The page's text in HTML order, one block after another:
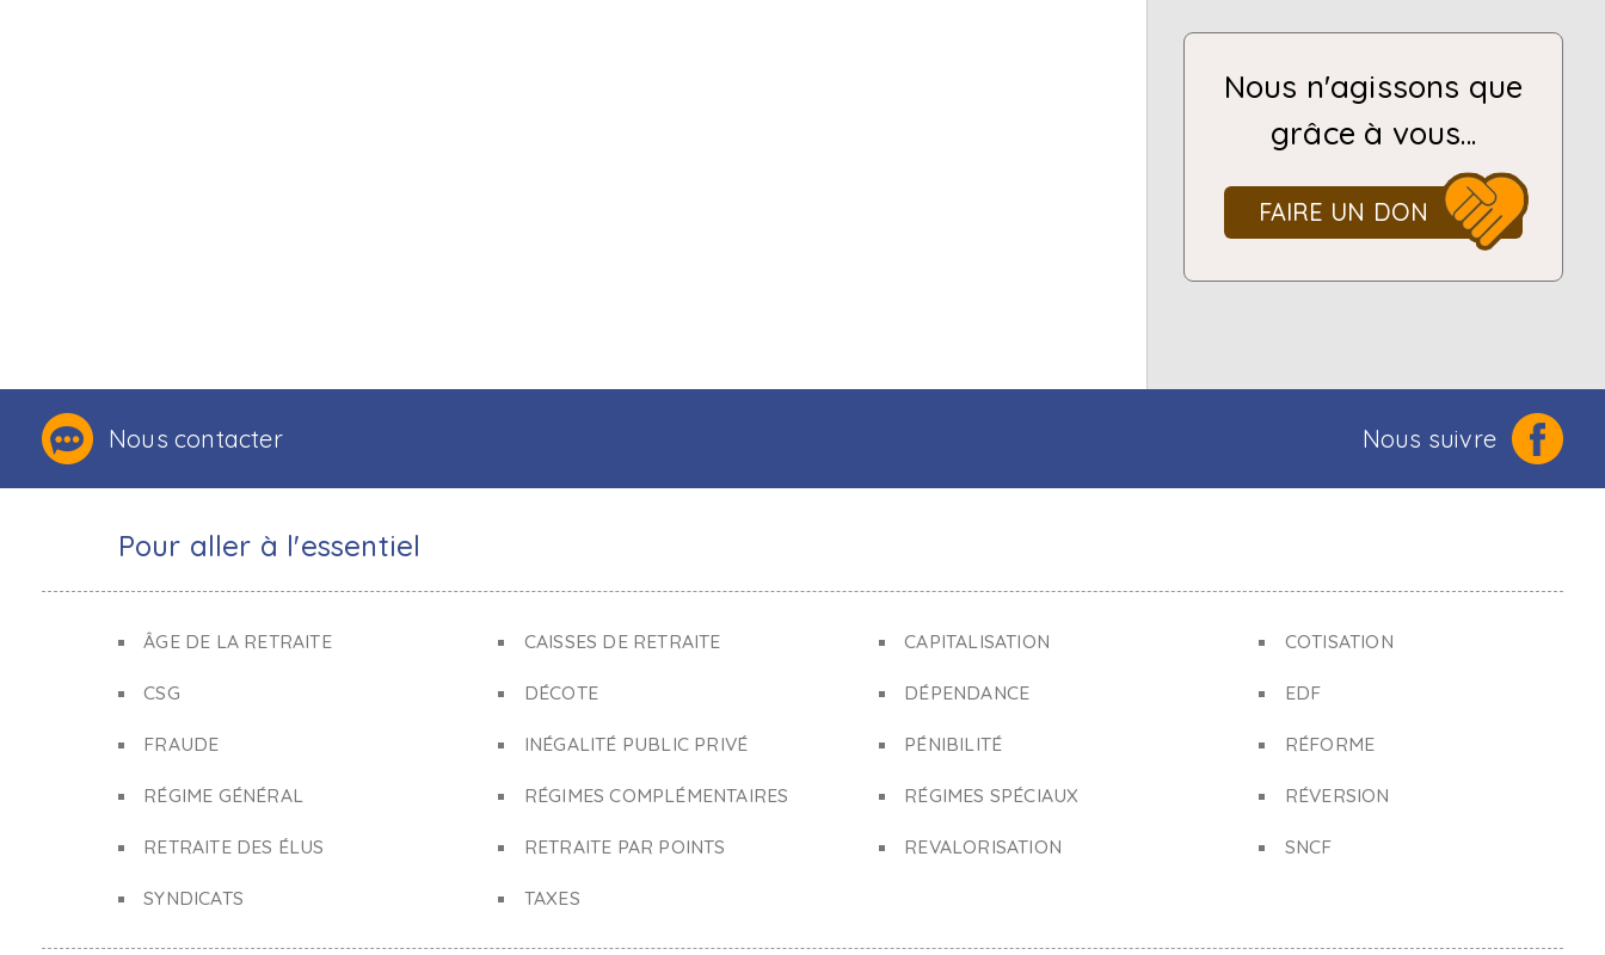
Nous n'agissons que
grâce à vous...
FAIRE UN DON
Nous contacter Nous suivre
Pour aller à l'essentiel
ÂGE DE LA RETRAITE CAISSES DE RETRAITE CAPITALISATION COTISATION
CSG DÉCOTE DÉPENDANCE EDF
FRAUDE INÉGALITÉ PUBLIC PRIVÉ PÉNIBILITÉ RÉFORME
RÉGIME GÉNÉRAL RÉGIMES COMPLÉMENTAIRES RÉGIMES SPÉCIAUX RÉVERSION
RETRAITE DES ÉLUS RETRAITE PAR POINTS REVALORISATION SNCF
SYNDICATS TAXES